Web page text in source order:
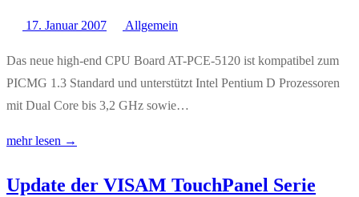
17. Januar 2007 Allgemein
Das neue high-end CPU Board AT-PCE-5120 ist kompatibel zum
PICMG 1.3 Standard und unterstützt Intel Pentium D Prozessoren
mit Dual Core bis 3,2 GHz sowie…
mehr lesen →
Update der VISAM TouchPanel Serie